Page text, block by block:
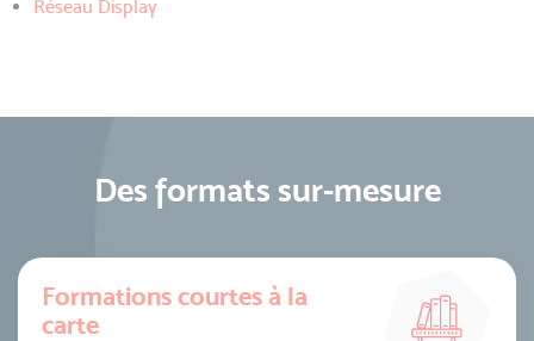
Réseau Display
Des formats sur-mesure
Formations courtes à la
carte